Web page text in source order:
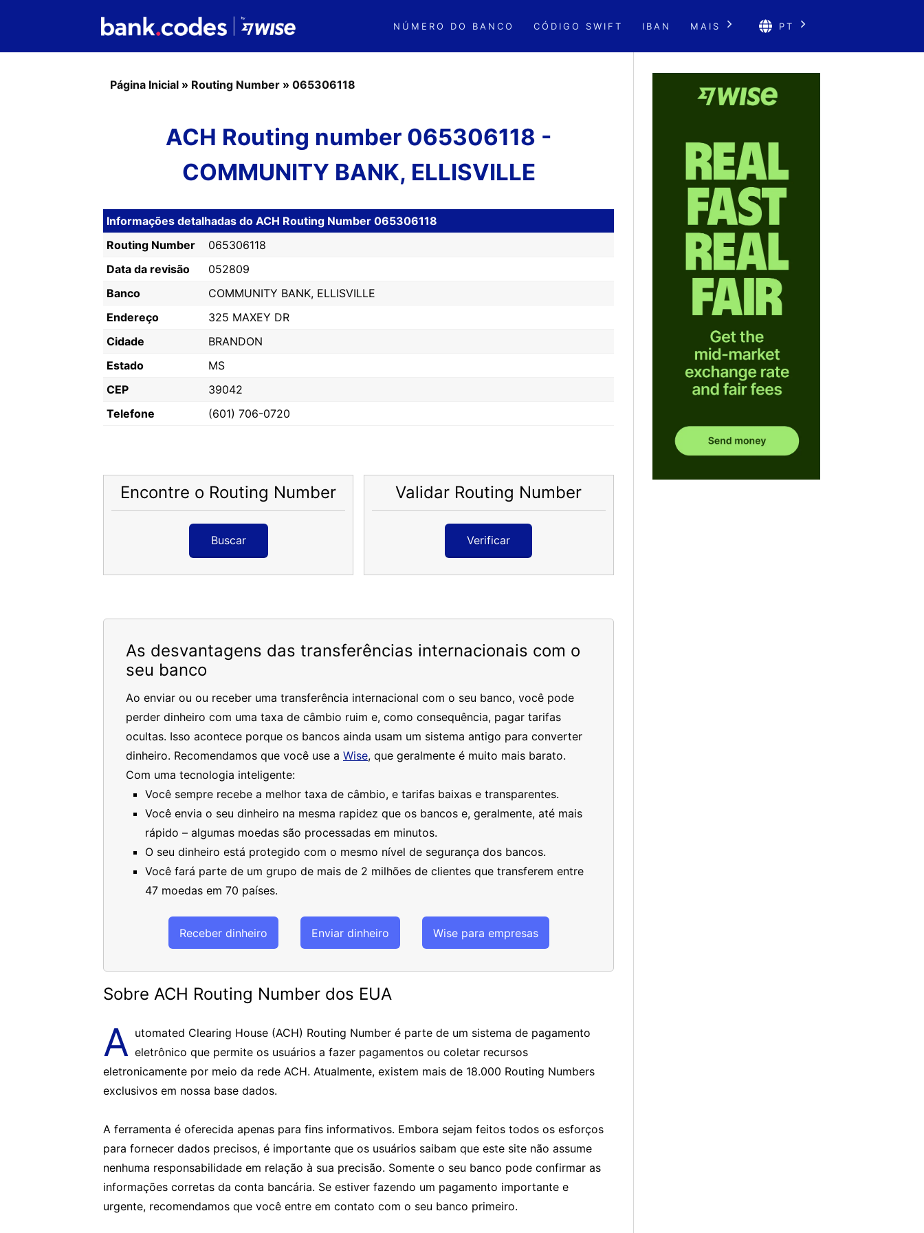
NÚMERO DO BANCO CÓDIGO SWIFT IBAN MAIS PT
Página Inicial » Routing Number » 065306118
ACH Routing number 065306118 -
COMMUNITY BANK, ELLISVILLE
Informações detalhadas do ACH Routing Number 065306118
Routing Number
065306118
Data da revisão
052809
Banco
COMMUNITY BANK, ELLISVILLE
Endereço
325 MAXEY DR
Cidade
BRANDON
Estado
MS
CEP
39042
Telefone
(601) 706-0720
Encontre o Routing Number
Buscar
Validar Routing Number
Verificar
As desvantagens das transferências internacionais com o
seu banco
Ao enviar ou ou receber uma transferência internacional com o seu banco, você pode
perder dinheiro com uma taxa de câmbio ruim e, como consequência, pagar tarifas
ocultas. Isso acontece porque os bancos ainda usam um sistema antigo para converter
dinheiro. Recomendamos que você use a Wise, que geralmente é muito mais barato.
Com uma tecnologia inteligente:
Você sempre recebe a melhor taxa de câmbio, e tarifas baixas e transparentes.
Você envia o seu dinheiro na mesma rapidez que os bancos e, geralmente, até mais
rápido – algumas moedas são processadas em minutos.
O seu dinheiro está protegido com o mesmo nível de segurança dos bancos.
Você fará parte de um grupo de mais de 2 milhões de clientes que transferem entre
47 moedas em 70 países.
Receber dinheiro Enviar dinheiro Wise para empresas
Sobre ACH Routing Number dos EUA
A utomated Clearing House (ACH) Routing Number é parte de um sistema de pagamento
eletrônico que permite os usuários a fazer pagamentos ou coletar recursos
eletronicamente por meio da rede ACH. Atualmente, existem mais de 18.000 Routing Numbers
exclusivos em nossa base dados.
A ferramenta é oferecida apenas para fins informativos. Embora sejam feitos todos os esforços
para fornecer dados precisos, é importante que os usuários saibam que este site não assume
nenhuma responsabilidade em relação à sua precisão. Somente o seu banco pode confirmar as
informações corretas da conta bancária. Se estiver fazendo um pagamento importante e
urgente, recomendamos que você entre em contato com o seu banco primeiro.